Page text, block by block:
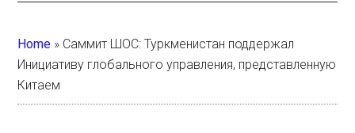
Home » Саммит ШОС: Туркменистан поддержал
Инициативу глобального управления, представленную
Китаем